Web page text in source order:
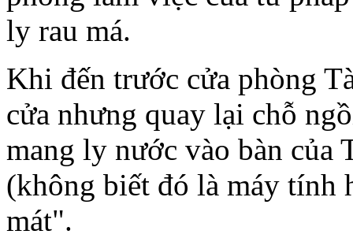
ly rau má.
Khi đến trước cửa phòng
cửa nhưng quay lại chỗ
mang ly nước vào bàn của
(không biết đó là máy
mát".